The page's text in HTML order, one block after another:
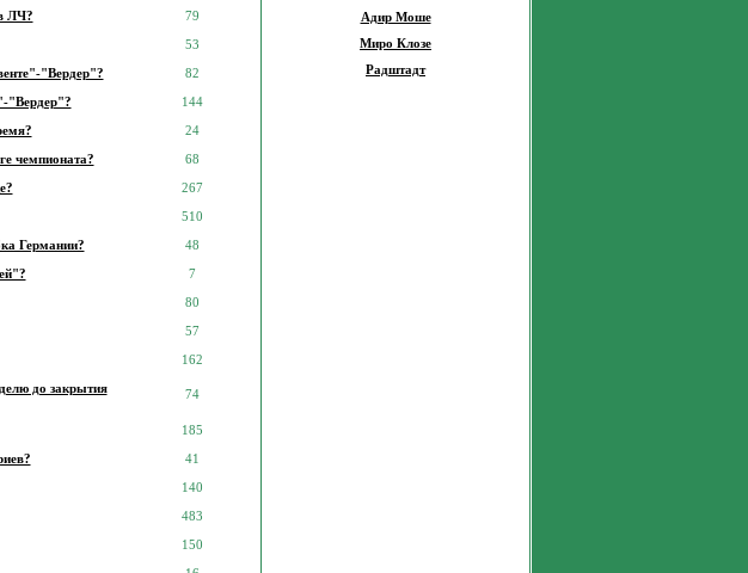
ЛЧ? 79
53
"Вердер"? 82
"Вердер"? 144
24
чемпионата? 68
267
510
Германии? 48
7
80
57
162
до закрытия
74
185
41
140
483
150
Адир Моше
Миро Клозе
Радштадт